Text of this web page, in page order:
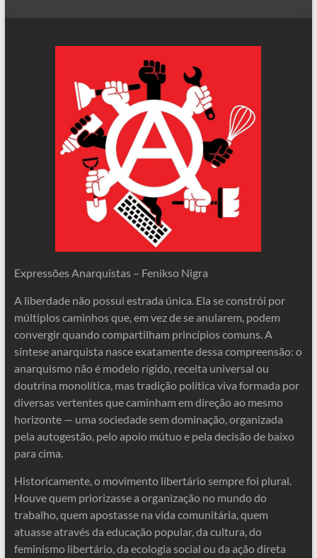
Expressões Anarquistas – Fenikso Nigra
A liberdade não possui estrada única. Ela se constrói por
múltiplos caminhos que, em vez de se anularem, podem
convergir quando compartilham princípios comuns. A
síntese anarquista nasce exatamente dessa compreensão: o
anarquismo não é modelo rígido, receita universal ou
doutrina monolítica, mas tradição política viva formada por
diversas vertentes que caminham em direção ao mesmo
horizonte — uma sociedade sem dominação, organizada
pela autogestão, pelo apoio mútuo e pela decisão de baixo
para cima.
Historicamente, o movimento libertário sempre foi plural.
Houve quem priorizasse a organização no mundo do
trabalho, quem apostasse na vida comunitária, quem
atuasse através da educação popular, da cultura, do
feminismo libertário, da ecologia social ou da ação direta